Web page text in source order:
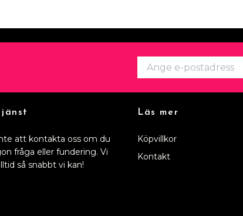
att kontakta oss om du
fråga eller fundering. Vi
så snabbt vi kan!
Läs mer
Köpvillkor
Kontakt